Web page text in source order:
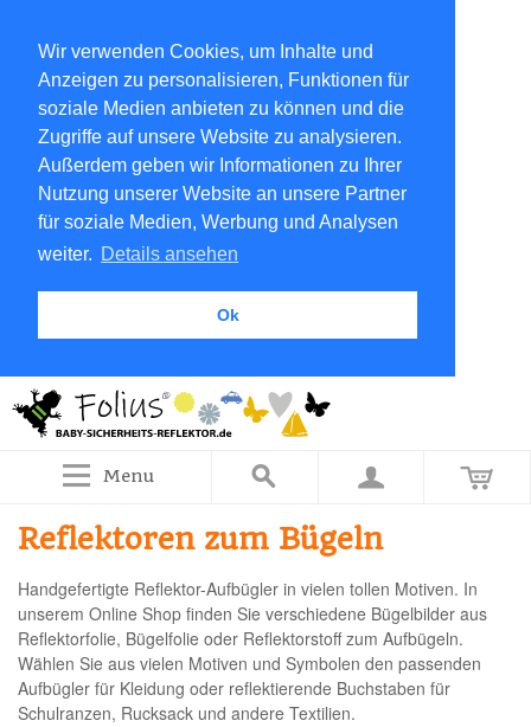
Wir verwenden Cookies, um Inhalte und
Anzeigen zu personalisieren, Funktionen für
soziale Medien anbieten zu können und die
Zugriffe auf unsere Website zu analysieren.
Außerdem geben wir Informationen zu Ihrer
Nutzung unserer Website an unsere Partner
für soziale Medien, Werbung und Analysen
weiter. Details ansehen
Ok
Menu
Reflektoren zum Bügeln
Handgefertigte Reflektor-Aufbügler in vielen tollen Motiven. In
unserem Online Shop finden Sie verschiedene Bügelbilder aus
Reflektorfolie, Bügelfolie oder Reflektorstoff zum Aufbügeln.
Wählen Sie aus vielen Motiven und Symbolen den passenden
Aufbügler für Kleidung oder reflektierende Buchstaben für
Schulranzen, Rucksack und andere Textilien.